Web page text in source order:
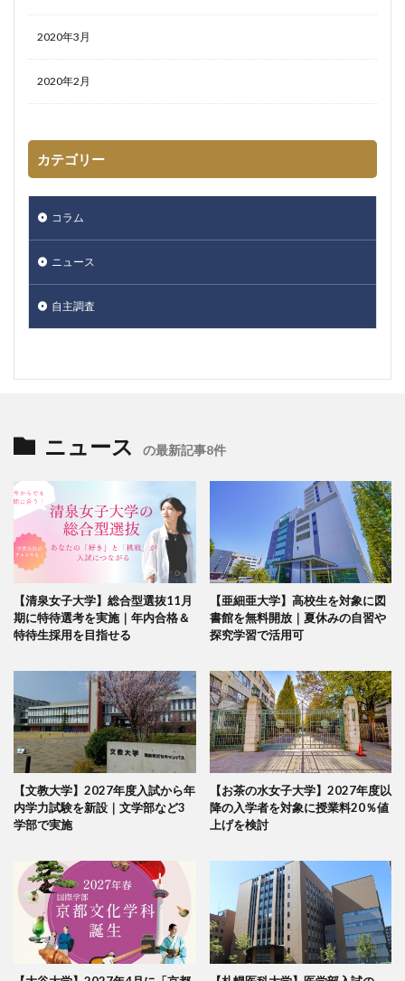
2020年3月
2020年2月
カテゴリー
コラム
ニュース
自主調査
ニュース の最新記事8件
【清泉女子大学】総合型選抜11月
期に特待選考を実施｜年内合格＆
特待生採用を目指せる
【亜細亜大学】高校生を対象に図
書館を無料開放｜夏休みの自習や
探究学習で活用可
【文教大学】2027年度入試から年
内学力試験を新設｜文学部など3
学部で実施
【お茶の水女子大学】2027年度以
降の入学者を対象に授業料20％値
上げを検討